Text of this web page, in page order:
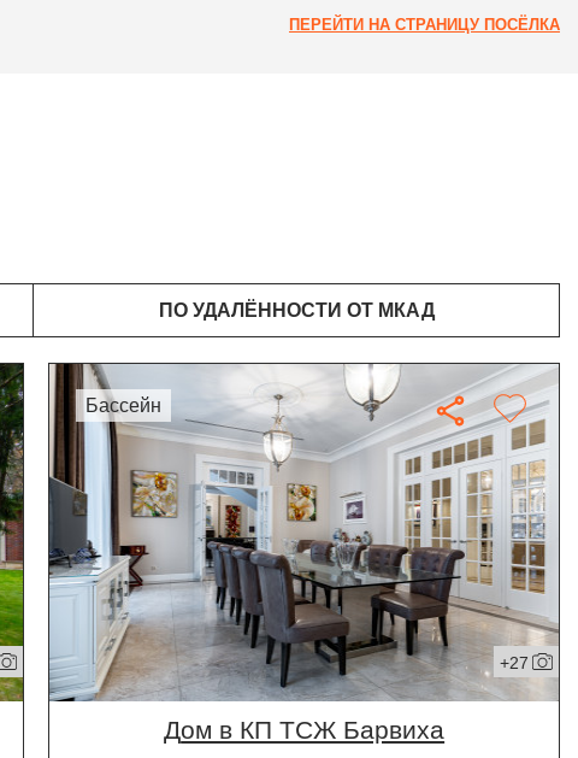
ПЕРЕЙТИ НА СТРАНИЦУ ПОСЁЛКА
ПО УДАЛЁННОСТИ ОТ МКАД
бассейн
+27
дом в КП ТСЖ Барвиха